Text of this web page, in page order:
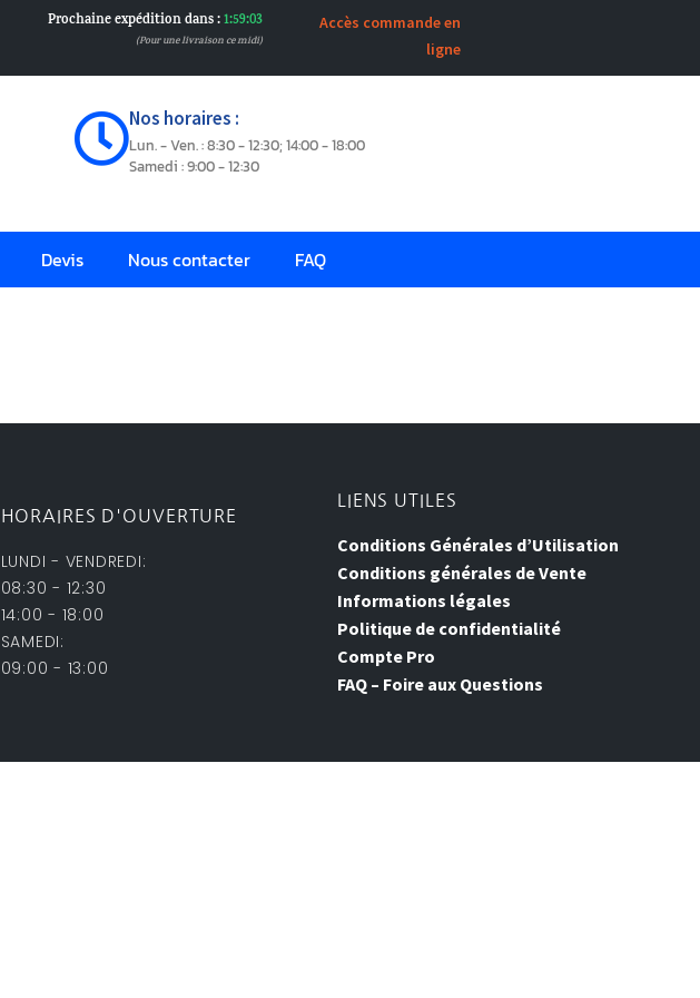
Prochaine expédition dans :1:59:03
(Pour une livraison ce midi)
Accès commande en
ligne
Nos horaires :
Lun. - Ven. : 8:30 - 12:30; 14:00 - 18:00
Samedi : 9:00 - 12:30
Devis Nous contacter FAQ
HORAIRES D'OUVERTURE
LUNDI - VENDREDI:
08:30 - 12:30
14:00 - 18:00
SAMEDI:
09:00 - 13:00
LIENS UTILES
Conditions Générales d’Utilisation
Conditions générales de Vente
Informations légales
Politique de confidentialité
Compte Pro
FAQ – Foire aux Questions